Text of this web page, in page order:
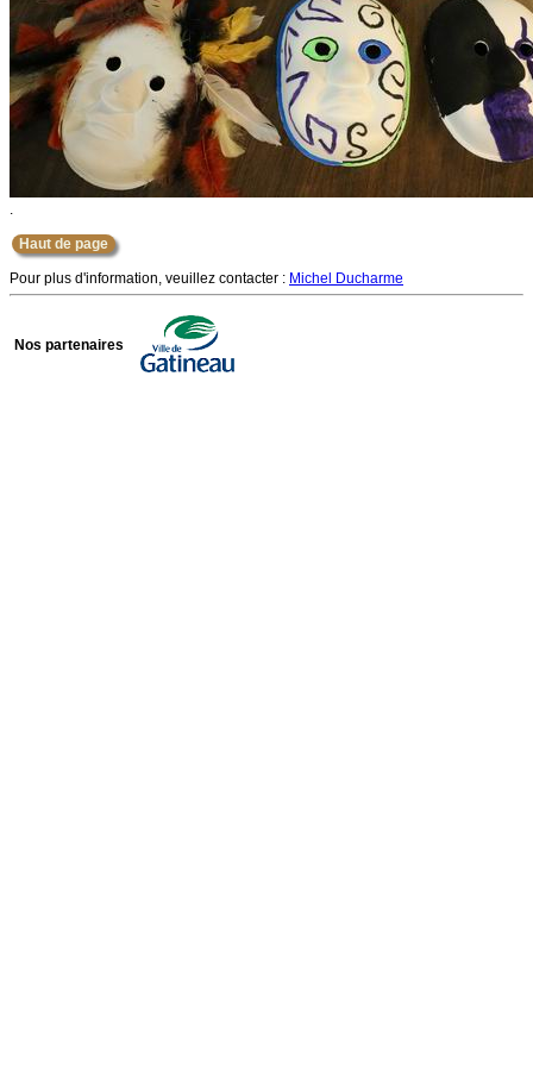
.
Haut de page
Pour plus d'information, veuillez contacter : Michel Ducharme
Nos partenaires